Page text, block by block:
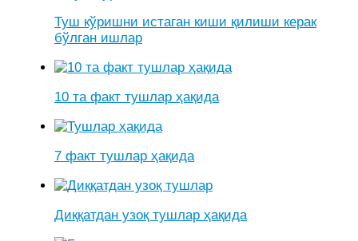
Туш кўришни истаган киши қилиши керак
бўлган ишлар
10 та факт тушлар ҳақида
7 факт тушлар ҳақида
Диққатдан узоқ тушлар ҳақида